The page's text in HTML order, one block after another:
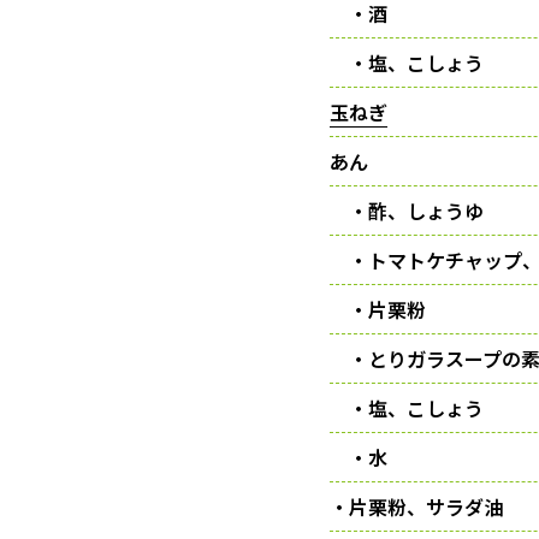
・酒
・塩、こしょう
玉ねぎ
あん
・酢、しょうゆ
・トマトケチャップ
・片栗粉
・とりガラスープの素
・塩、こしょう
・水
・片栗粉、サラダ油